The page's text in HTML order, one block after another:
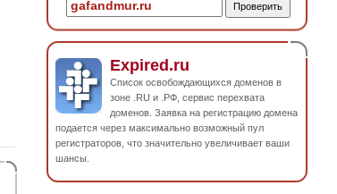
Expired.ru
Список освобождающихся доменов в
зоне .RU и .РФ, сервис перехвата
доменов. Заявка на регистрацию домена
подается через максимально возможный пул
регистраторов, что значительно увеличивает ваши
шансы.